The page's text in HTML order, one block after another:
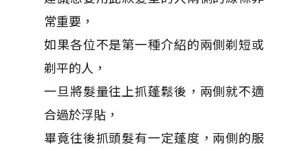
常重要，
如果各位不是第一種介紹的兩側剃短或
剃平的人，
一旦將髮量往上抓蓬鬆後，兩側就不適
合過於浮貼，
畢竟往後抓頭髮有一定蓬度，兩側的服